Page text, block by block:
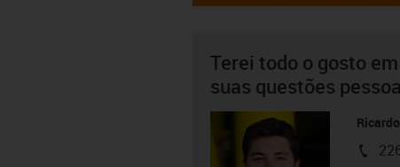
Terei todo o gosto
suas questões
igus-